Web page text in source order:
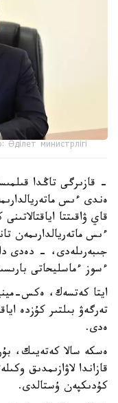
Әділет министрлігі
- قازىرگى تاڭدا
ەندى ءىس
قاي ۋاقىتتا
ءىس ماتەريالدارىمەن
جىبەرىلەدى، - دەدى
ءسوز ءماسليحاتى
ايتا كەتسەك، ەكس-
تەرگەۋ بىلتىر كۇزدە
ەدى.
قازاندا لاۋازىمدىق
كۇدىكپەن ۇستالدى.